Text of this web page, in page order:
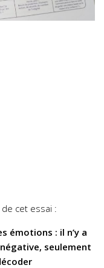
cet essai :
émotions : il n’y a
seulement